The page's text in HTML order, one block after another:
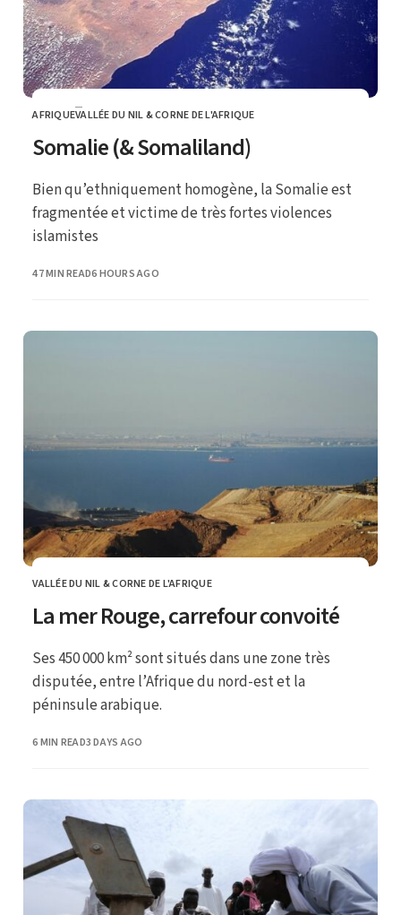
CATEGORY
AFRIQUEVALLÉE DU NIL & CORNE DE L'AFRIQUE
Somalie (& Somaliland)
Bien qu’ethniquement homogène, la Somalie est
fragmentée et victime de très fortes violences
islamistes
47 MIN READPUBLISHED
6 HOURS AGO
CATEGORY
VALLÉE DU NIL & CORNE DE L'AFRIQUE
La mer Rouge, carrefour convoité
Ses 450 000 km² sont situés dans une zone très
disputée, entre l’Afrique du nord-est et la
péninsule arabique.
6 MIN READPUBLISHED
3 DAYS AGO